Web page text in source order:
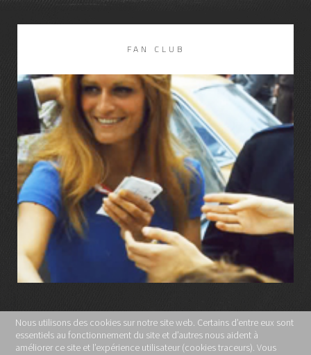
FAN CLUB
LIRE LA SUITE
MENTIONS LÉGALES
Nous utilisons des cookies sur notre site web. Certains d’entre eux sont
essentiels au fonctionnement du site et d’autres nous aident à
améliorer ce site et l’expérience utilisateur (cookies traceurs). Vous